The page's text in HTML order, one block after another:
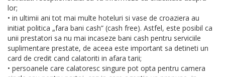
lor;
• in ultimii ani tot mai multe hoteluri si vase de croaziera au
initiat politica „fara bani cash” (cash free). Astfel, este posibil ca
unii prestatori sa nu mai incaseze bani cash pentru serviciile
suplimentare prestate, de aceea este important sa detineti un
card de credit cand calatoriti in afara tarii;
• persoanele care calatoresc singure pot opta pentru camera